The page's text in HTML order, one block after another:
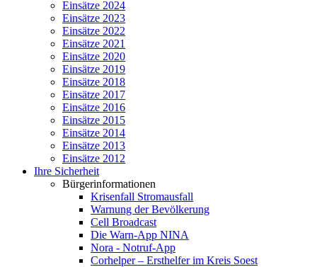
Einsätze 2024
Einsätze 2023
Einsätze 2022
Einsätze 2021
Einsätze 2020
Einsätze 2019
Einsätze 2018
Einsätze 2017
Einsätze 2016
Einsätze 2015
Einsätze 2014
Einsätze 2013
Einsätze 2012
Ihre Sicherheit
Bürgerinformationen
Krisenfall Stromausfall
Warnung der Bevölkerung
Cell Broadcast
Die Warn-App NINA
Nora - Notruf-App
Corhelper – Ersthelfer im Kreis Soest